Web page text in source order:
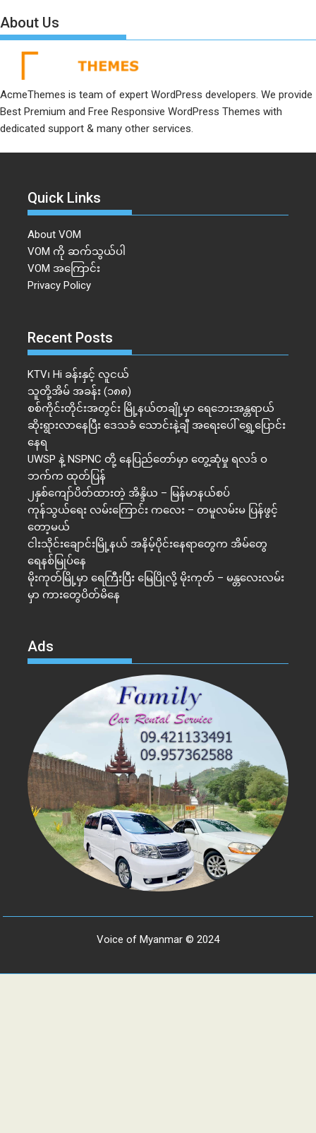
About Us
AcmeThemes is team of expert WordPress developers. We provide
Best Premium and Free Responsive WordPress Themes with
dedicated support & many other services.
Quick Links
About VOM
VOM ကို ဆက်သွယ်ပါ
VOM အကြောင်း
Privacy Policy
Recent Posts
KTV၊ Hi ခန်းနှင့် လူငယ်
သူတို့အိမ် အခန်း (၁၈၈)
စစ်ကိုင်းတိုင်းအတွင်း မြို့နယ်တချို့မှာ ရေဘေးအန္တရာယ်
ဆိုးရွားလာနေပြီး ဒေသခံ သောင်းနဲ့ချီ အရေးပေါ် ရွှေ့ပြောင်း
နေရ
UWSP နဲ့ NSPNC တို့ နေပြည်တော်မှာ တွေ့ဆုံမှု ရလဒ် ဝ
ဘက်က ထုတ်ပြန်
၂နှစ်​ကျော်ပိတ်ထားတဲ့ အိန္ဒိယ – မြန်မာနယ်စပ်
ကုန်သွယ်ရေး လမ်းကြောင်း ကလေး – တမူလမ်းမ ပြန်ဖွင့်
တော့မယ်
ငါးသိုင်းချောင်းမြို့နယ် အနိမ့်ပိုင်းနေရာတွေက အိမ်​တွေ
ရေနစ်မြုပ်နေ
မိုးကုတ်မြို့မှာ ရေကြီးပြီး မြေပြိုလို့ မိုးကုတ် – မန္တလေးလမ်း
မှာ ကားတွေပိတ်မိနေ
Ads
Voice of Myanmar © 2024